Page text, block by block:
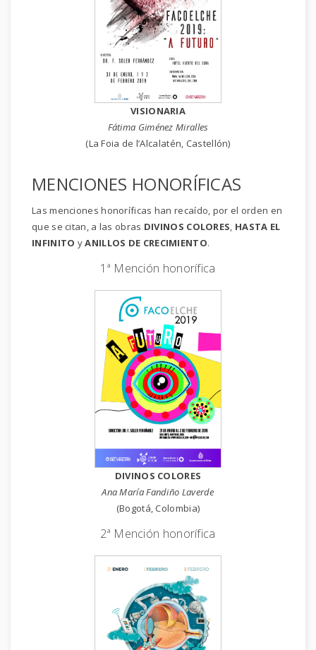
VISIONARIA
Fátima Giménez Miralles
(La Foia de l’Alcalatén, Castellón)
MENCIONES HONORÍFICAS
Las menciones honoríficas han recaído, por el orden en
que se citan, a las obras DIVINOS COLORES, HASTA EL
INFINITO yANILLOS DE CRECIMIENTO.
1ª Mención honorífica
DIVINOS COLORES
Ana María Fandiño Laverde
(Bogotá, Colombia)
2ª Mención honorífica